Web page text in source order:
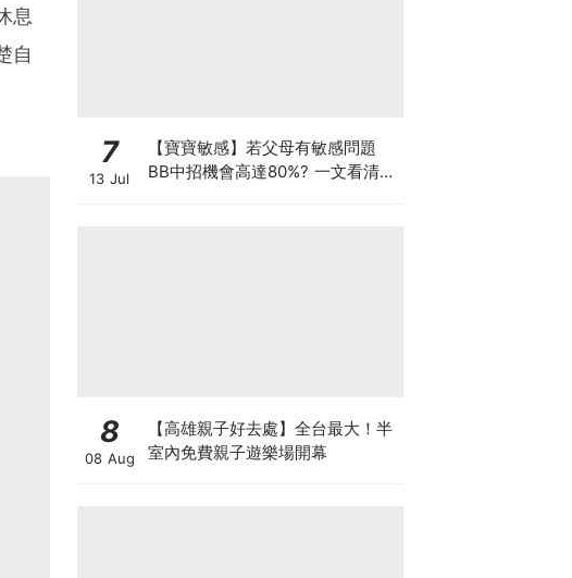
息
自
7
13 Jul
【寶寶敏感】若父母有敏感問題
BB中招機會高達80%? 一文看清預
8
08 Aug
【高雄親子好去處】全台最大！半
室內免費親子遊樂場開幕